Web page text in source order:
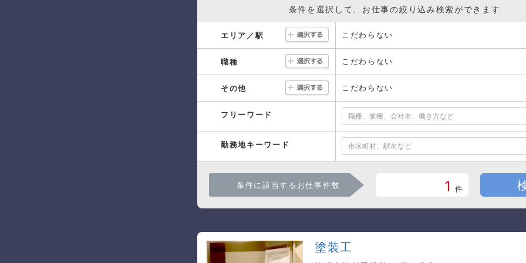
条件を選択して、お仕事の絞り込み検索ができます
エリア／駅 こだわらない
職種 こだわらない
その他 こだわらない
フリーワード
勤務地キーワード
条件に該当するお仕事件数 1 件
塗装工